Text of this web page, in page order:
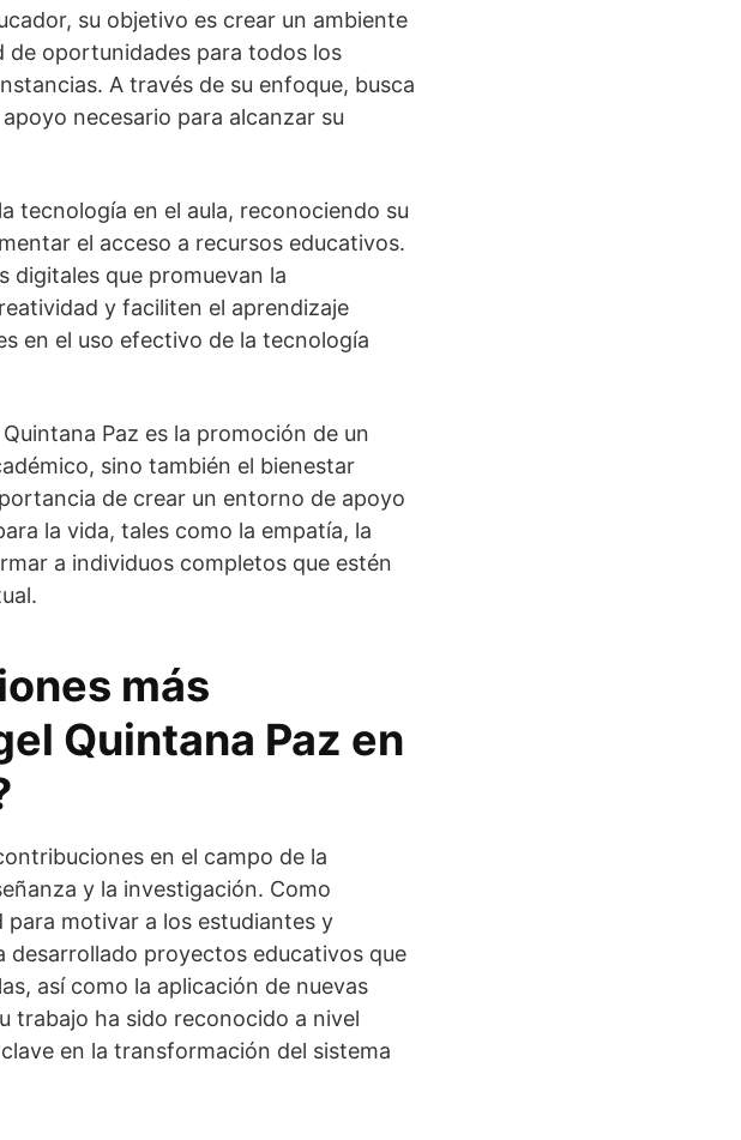
su objetivo es crear un ambiente
de oportunidades para todos los
A través de su enfoque, busca
necesario para alcanzar su
tecnología en el aula, reconociendo su
el acceso a recursos educativos.
digitales que promuevan la
y faciliten el aprendizaje
en el uso efectivo de la tecnología
Paz es la promoción de un
sino también el bienestar
de crear un entorno de apoyo
la vida, tales como la empatía, la
a individuos completos que estén
más
Quintana Paz en
en el campo de la
y la investigación. Como
motivar a los estudiantes y
desarrollado proyectos educativos que
así como la aplicación de nuevas
trabajo ha sido reconocido a nivel
en la transformación del sistema